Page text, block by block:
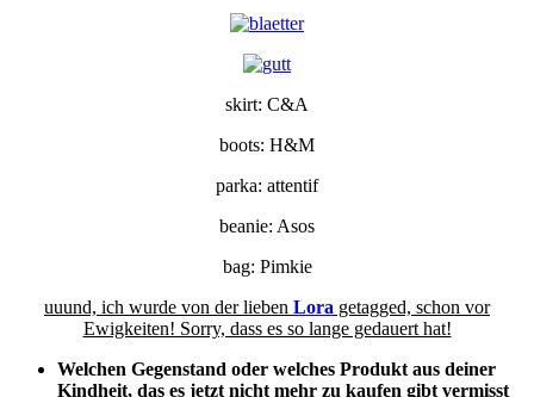
skirt: C&A
boots: H&M
parka: attentif
beanie: Asos
bag: Pimkie
uuund, ich wurde von der lieben Lora getagged, schon vor
Ewigkeiten! Sorry, dass es so lange gedauert hat!
Welchen Gegenstand oder welches Produkt aus deiner
Kindheit, das es jetzt nicht mehr zu kaufen gibt vermisst